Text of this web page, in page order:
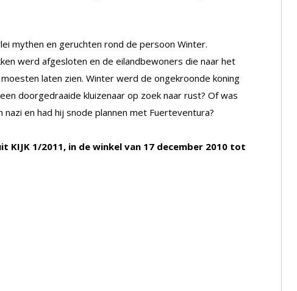
mythen en geruchten rond de persoon Winter.
werd afgesloten en de eilandbewoners die naar het
laten zien. Winter werd de ongekroonde koning
doorgedraaide kluizenaar op zoek naar rust? Of was
en had hij snode plannen met Fuerteventura?
1/2011, in de winkel van 17 december 2010 tot